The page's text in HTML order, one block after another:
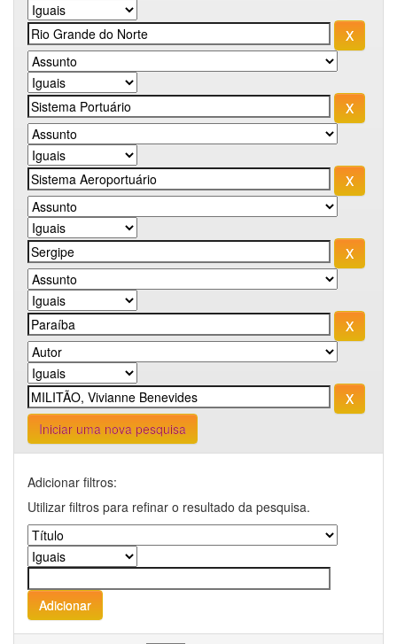
Iniciar uma nova pesquisa
Adicionar filtros:
Utilizar filtros para refinar o resultado da pesquisa.